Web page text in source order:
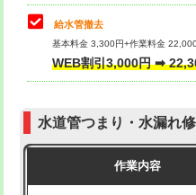
マス交換（深さ50㎝以上）
コンクリート斫り（厚さ10㎝
モルタル補修（厚さ10㎝超え）
その他部品の脱着
交換・取付（タンク）
式）)
式・ワンホール）)
給水管撤去
基本料金 3,300円+作業料金
WEB割引3,000円 ➡
水道管つまり・水漏れ
作業内容